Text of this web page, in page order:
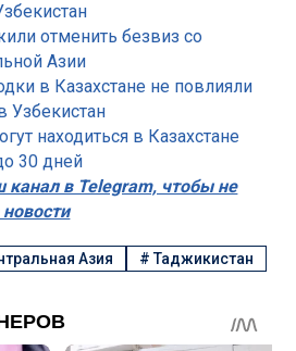
отменить безвиз со
Азии
в Казахстане не повлияли
Узбекистан
находиться в Казахстане
30 дней
канал в Telegram, чтобы не
Азия #Таджикистан